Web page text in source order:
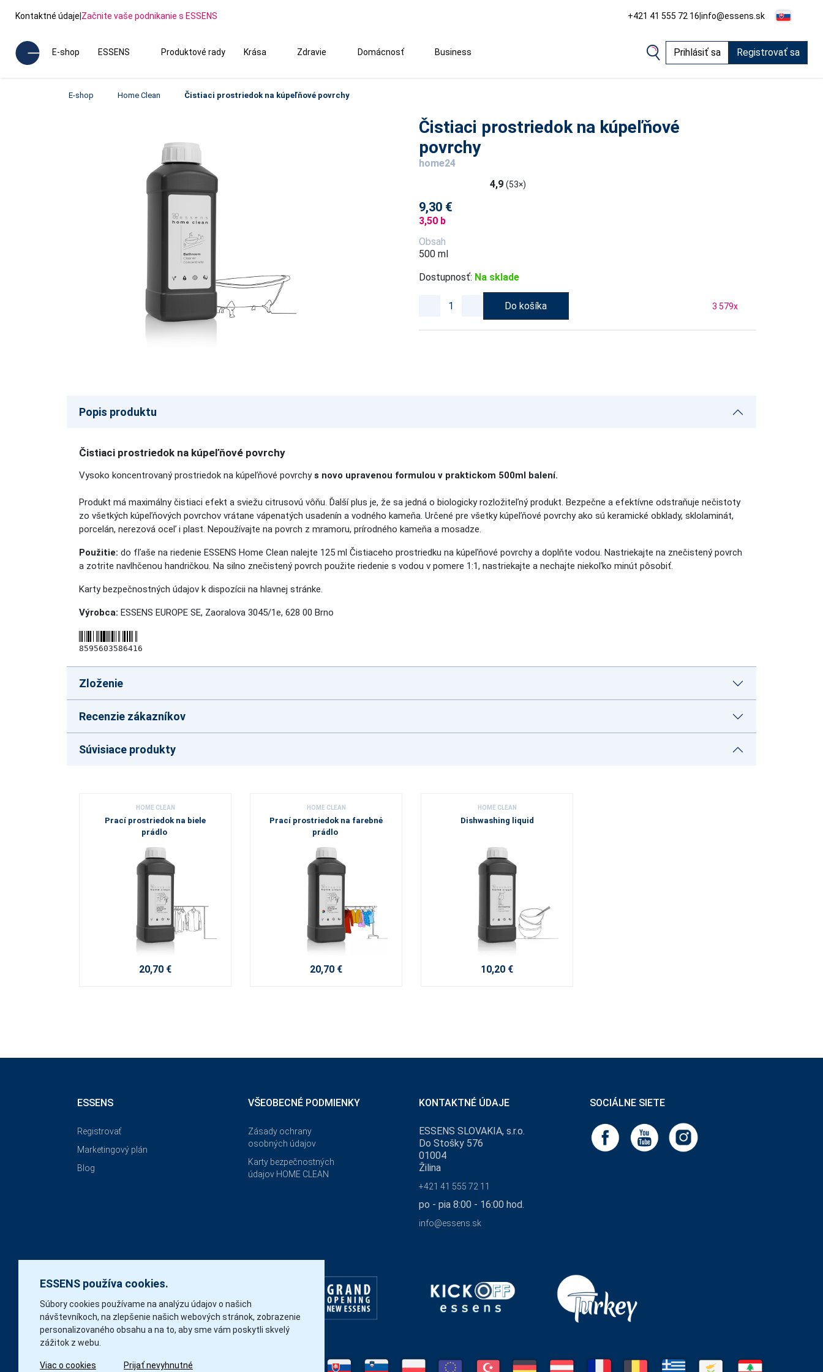
Kontaktné údaje|Začnite vaše podnikanie s ESSENS +421 41 555 72 16|info@essens.sk
E-shop ESSENS Produktové rady Krása Zdravie Domácnosť Business Prihlásiť sa Registrovať sa
E-shop Home Clean Čistiaci prostriedok na kúpeľňové povrchy
Čistiaci prostriedok na kúpeľňové
povrchy
home24
4,9 (53×)
9,30 €
3,50 b
Obsah
500 ml
Dostupnosť: Na sklade
Do košíka 3 579x
Popis produktu
Čistiaci prostriedok na kúpeľňové povrchy
Vysoko koncentrovaný prostriedok na kúpeľňové povrchys novo upravenou formulou v praktickom 500ml balení.
Produkt má maximálny čistiaci efekt a sviežu citrusovú vôňu. Ďalší plus je, že sa jedná o biologicky rozložiteľný produkt. Bezpečne a efektívne odstraňuje nečistoty
zo všetkých kúpeľňových povrchov vrátane vápenatých usadenín a vodného kameňa. Určené pre všetky kúpeľňové povrchy ako sú keramické obklady, sklolaminát,
porcelán, nerezová oceľ i plast. Nepoužívajte na povrch z mramoru, prírodného kameňa a mosadze.
Použitie: do fľaše na riedenie ESSENS Home Clean nalejte 125 ml Čistiaceho prostriedku na kúpeľňové povrchy a doplňte vodou. Nastriekajte na znečistený povrch
a zotrite navlhčenou handričkou. Na silno znečistený povrch použite riedenie s vodou v pomere 1:1, nastriekajte a nechajte niekoľko minút pôsobiť.
Karty bezpečnostných údajov k dispozícii na hlavnej stránke.
Výrobca: ESSENS EUROPE SE, Zaoralova 3045/1e, 628 00 Brno
8595603586416
Zloženie
Recenzie zákazníkov
Súvisiace produkty
HOME CLEAN
Prací prostriedok na biele
prádlo
20,70 €
HOME CLEAN
Prací prostriedok na farebné
prádlo
20,70 €
HOME CLEAN
Dishwashing liquid
10,20 €
ESSENS používa cookies.
Súbory cookies používame na analýzu údajov o našich
návštevníkoch, na zlepšenie našich webových stránok, zobrazenie
personalizovaného obsahu a na to, aby sme vám poskytli skvelý
zážitok z webu.
Viac o cookies Prijať nevyhnutné
ESSENS
Registrovať
Marketingový plán
Blog
VŠEOBECNÉ PODMIENKY
Zásady ochrany
osobných údajov
Karty bezpečnostných
údajov HOME CLEAN
KONTAKTNÉ ÚDAJE
ESSENS SLOVAKIA, s.r.o.
Do Stošky 576
01004
Žilina
+421 41 555 72 11
po - pia 8:00 - 16:00 hod.
info@essens.sk
SOCIÁLNE SIETE